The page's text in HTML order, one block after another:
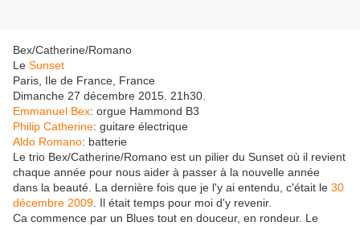
Bex/Catherine/Romano
Le Sunset
Paris, Ile de France, France
Dimanche 27 décembre 2015. 21h30.
Emmanuel Bex: orgue Hammond B3
Philip Catherine: guitare électrique
Aldo Romano: batterie
Le trio Bex/Catherine/Romano est un pilier du Sunset où il revient
chaque année pour nous aider à passer à la nouvelle année
dans la beauté. La dernière fois que je l'y ai entendu, c'était le 30
décembre 2009 . Il était temps pour moi d'y revenir.
Ca commence par un Blues tout en douceur, en rondeur. Le